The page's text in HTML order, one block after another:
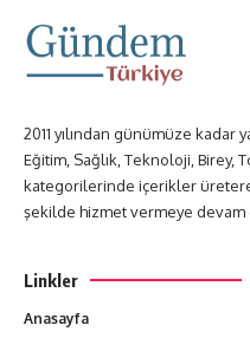
2011 yılından günümüze kadar
Eğitim, Sağlık, Teknoloji, Birey,
kategorilerinde içerikler
şekilde hizmet vermeye devam
Linkler
Anasayfa